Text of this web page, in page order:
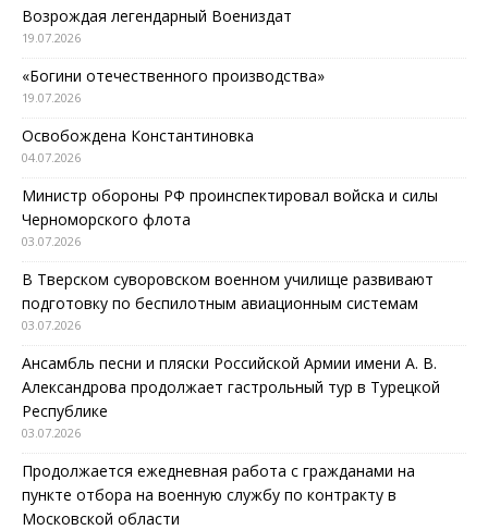
Возрождая легендарный Воениздат
19.07.2026
«Богини отечественного производства»
19.07.2026
Освобождена Константиновка
04.07.2026
Министр обороны РФ проинспектировал войска и силы
Черноморского флота
03.07.2026
В Тверском суворовском военном училище развивают
подготовку по беспилотным авиационным системам
03.07.2026
Ансамбль песни и пляски Российской Армии имени А. В.
Александрова продолжает гастрольный тур в Турецкой
Республике
03.07.2026
Продолжается ежедневная работа с гражданами на
пункте отбора на военную службу по контракту в
Московской области